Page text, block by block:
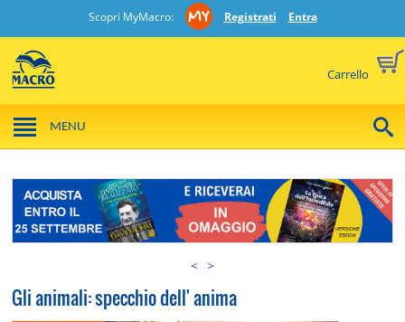
Scopri MyMacro: Registrati Entra
Carrello
MENU
< >
Gli animali: specchio dell' anima